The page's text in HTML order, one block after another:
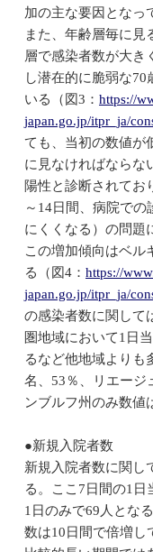
加の主な要因となっ
また、年齢層毎に見
層で感染者数が大き
し潜在的に脆弱な
いる（図3： https://
japan.go.jp/itpr_ja/
ても、当初の数値が
に見なければならな
陽性と診断されてお
～14日間、病院で
にくくなる）の問題
この増加傾向はベル
る（図4： https://
japan.go.jp/itpr_ja/
の感染者数に関して
圏地域において1日
るなど他地域よりも
名、53％、リエージ
ンブルフ州のみ数値
●新規入院者数
新規入院者数に関し
る。ここ7日間の1日
1日のみで69人とな
数は10日間で倍増し